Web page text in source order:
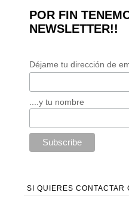
POR FIN
NEWSLETTER!!
Déjame tu dirección de
....y tu nombre
SI QUIERES CONTACTAR